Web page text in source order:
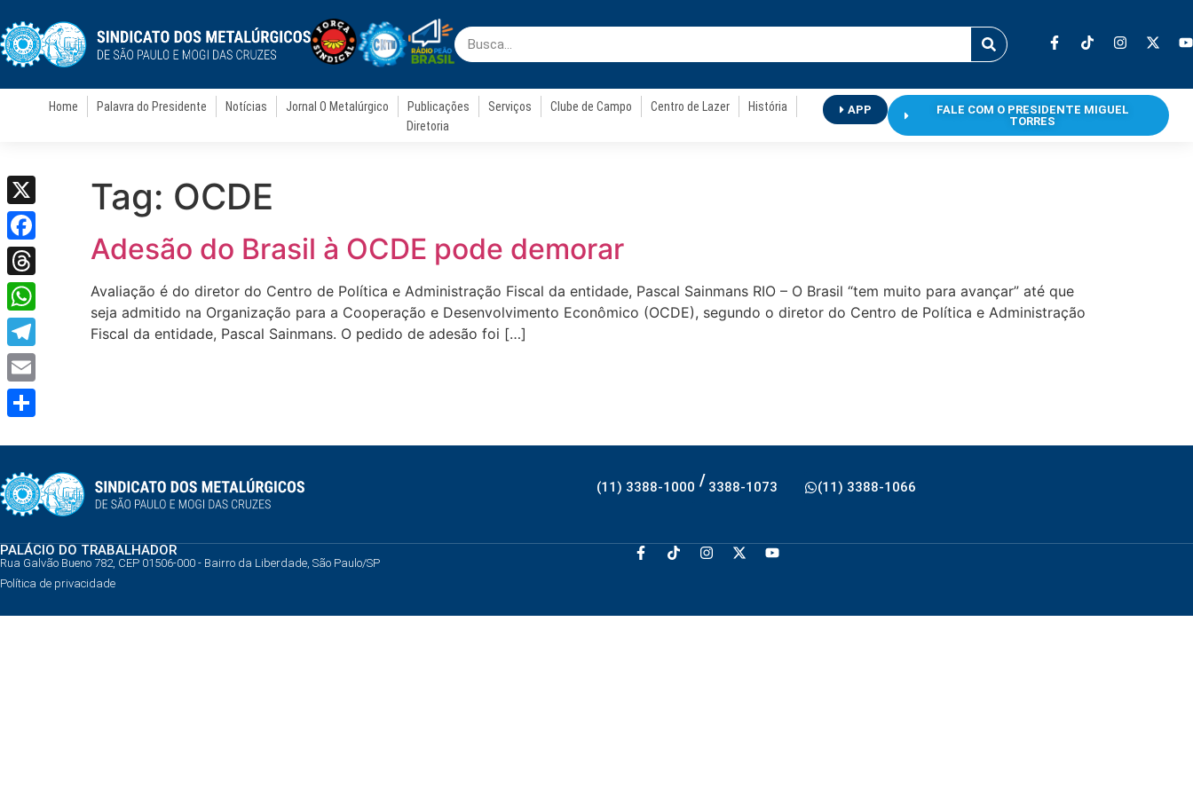
Home Palavra do Presidente Notícias Jornal O Metalúrgico Publicações Serviços Clube de Campo Centro de Lazer
História
Diretoria
APP
FALE COM O PRESIDENTE MIGUEL
TORRES
Tag: OCDE
Adesão do Brasil à OCDE pode demorar
Avaliação é do diretor do Centro de Política e Administração Fiscal da entidade, Pascal Sainmans RIO – O Brasil “tem muito para avançar” até que
seja admitido na Organização para a Cooperação e Desenvolvimento Econômico (OCDE), segundo o diretor do Centro de Política e Administração
Fiscal da entidade, Pascal Sainmans. O pedido de adesão foi […]
(11) 3388-1000 / 3388-1073 (11) 3388-1066
PALÁCIO DO TRABALHADOR
Rua Galvão Bueno 782, CEP 01506-000 - Bairro da Liberdade, São Paulo/SP
Política de privacidade
X
Facebook
Threads
WhatsApp
Telegram
Email